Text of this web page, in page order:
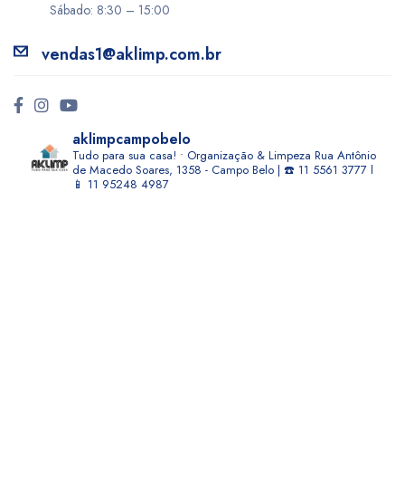
Sábado: 8:30 – 15:00
vendas1@aklimp.com.br
aklimpcampobelo
Tudo para sua casa! • Organização & Limpeza Rua Antônio
de Macedo Soares, 1358 - Campo Belo | ☎️ 11 5561 3777 l
📱 11 95248 4987